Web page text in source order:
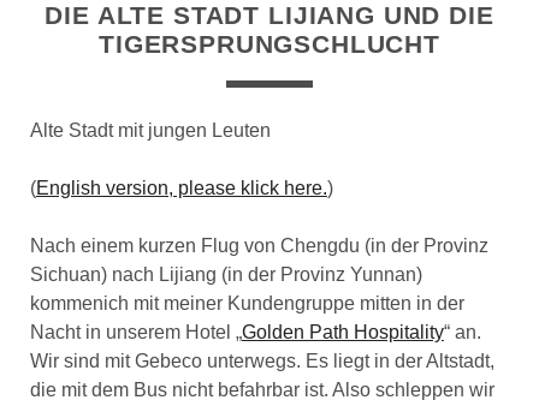
DIE ALTE STADT LIJIANG UND DIE
TIGERSPRUNGSCHLUCHT
Alte Stadt mit jungen Leuten
(English version, please klick here.)
Nach einem kurzen Flug von Chengdu (in der Provinz
Sichuan) nach Lijiang (in der Provinz Yunnan)
kommenich mit meiner Kundengruppe mitten in der
Nacht in unserem Hotel „Golden Path Hospitality“ an.
Wir sind mit Gebeco unterwegs. Es liegt in der Altstadt,
die mit dem Bus nicht befahrbar ist. Also schleppen wir